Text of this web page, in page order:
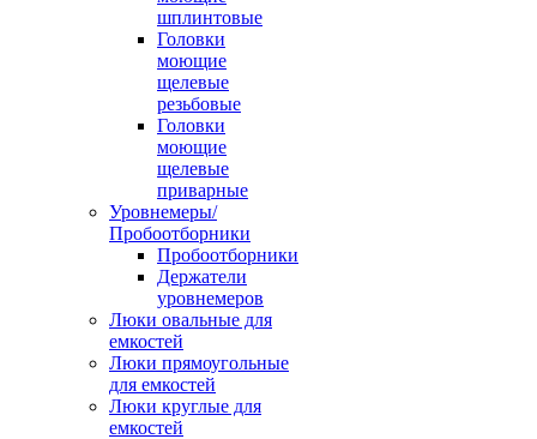
шплинтовые
Головки
моющие
щелевые
резьбовые
Головки
моющие
щелевые
приварные
Уровнемеры/
Пробоотборники
Пробоотборники
Держатели
уровнемеров
Люки овальные для
емкостей
Люки прямоугольные
для емкостей
Люки круглые для
емкостей